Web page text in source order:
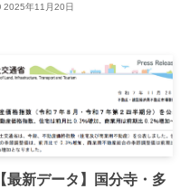
2025年11月20日
【最新データ】国分寺・多